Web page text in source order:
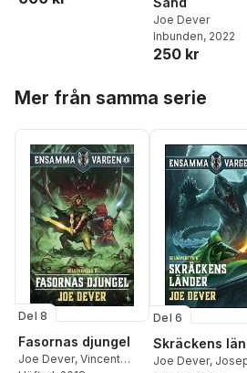
Joe Dever
Inbunden, 2022
250 kr
Mer från samma serie
Del 8
Fasornas djungel
Joe Dever, Vincent
Del 6
Skräckens
Joe Dever,